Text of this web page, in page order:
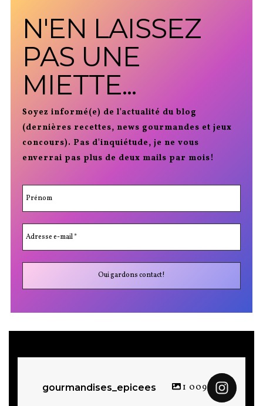
N'EN LAISSEZ
PAS UNE
MIETTE...
Soyez informé(e) de l'actualité du blog
(dernières recettes, news gourmandes et jeux
concours). Pas d'inquiétude, je ne vous
enverrai pas plus de deux mails par mois!
gourmandises_epicees 1 009